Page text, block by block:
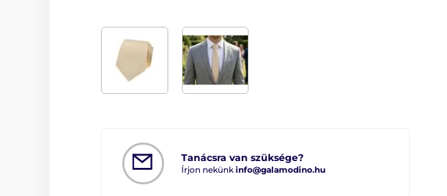
Tanácsra van szüksége?
Írjon nekünk info@galamodino.hu